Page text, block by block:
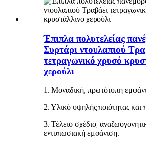
Έπιπλα πολυτελείας
Συρτάρι ντουλαπιού
τετραγωνικό χρυσό
χερούλι
1. Μοναδική, πρωτότυπη
2. Υλικό υψηλής ποιότητας και
3. Τέλειο σχέδιο,
εντυπωσιακή εμφάνιση.